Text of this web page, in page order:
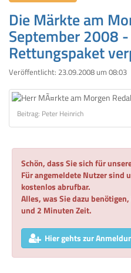
Die Märkte am
September 2008
Rettungspaket
Veröffentlicht: 23.09.2008 um 08:03
Beitrag: Peter Heinrich
Schön, dass Sie sich für
Für angemeldete Nutzer sind
kostenlos abrufbar.
Alles, was Sie dazu
und 2 Minuten Zeit.
Hier gehts zur